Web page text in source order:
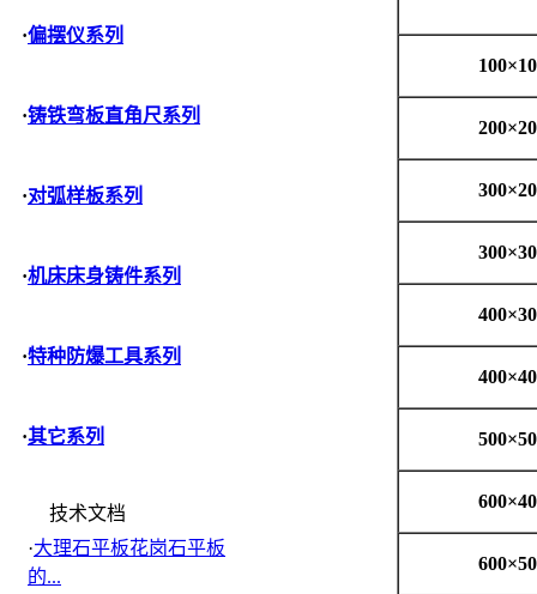
·偏摆仪系列
·铸铁弯板直角尺系列
·对弧样板系列
·机床床身铸件系列
·特种防爆工具系列
·其它系列
技术文档
·大理石平板花岗石平板
的...
100×
200×
300×
300×
400×
400×
500×
600×
600×